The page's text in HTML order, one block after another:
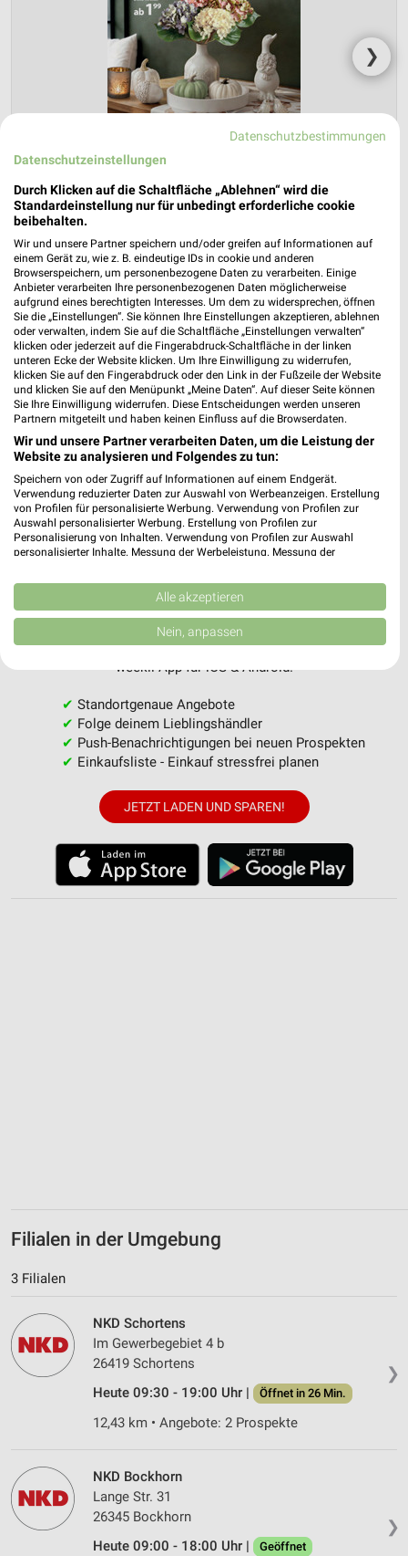
❯
NKD Prospekt für Friedeburg ab Mo. den
03.08.
Herbstliche Deko-Woche
Gültig von 03. Aug. bis 01. Sep.
📅 Kalendereintrag erstellen
PROSPEKT BLÄTTERN
MEHR PROSPEKTE
weekli - Prospekte & Angebote App
Alle NKD Angebote immer griffbereit – mit der kostenlosen
weekli App für iOS & Android.
✔ Standortgenaue Angebote
✔ Folge deinem Lieblingshändler
✔ Push-Benachrichtigungen bei neuen Prospekten
✔ Einkaufsliste - Einkauf stressfrei planen
JETZT LADEN UND SPAREN!
Filialen in der Umgebung
3 Filialen
❯
NKD Schortens
Im Gewerbegebiet 4 b
26419 Schortens
Heute 09:30 - 19:00 Uhr |
Öffnet in 26 Min.
12,43 km • Angebote: 2 Prospekte
❯
NKD Bockhorn
Lange Str. 31
26345 Bockhorn
Heute 09:00 - 18:00 Uhr |
Geöffnet
Datenschutzbestimmungen
Datenschutzeinstellungen
Durch Klicken auf die Schaltfläche „Ablehnen“ wird die
Standardeinstellung nur für unbedingt erforderliche cookie
beibehalten.
Wir und unsere Partner speichern und/oder greifen auf Informationen auf
einem Gerät zu, wie z. B. eindeutige IDs in cookie und anderen
Browserspeichern, um personenbezogene Daten zu verarbeiten. Einige
Anbieter verarbeiten Ihre personenbezogenen Daten möglicherweise
aufgrund eines berechtigten Interesses. Um dem zu widersprechen, öffnen
Sie die „Einstellungen“. Sie können Ihre Einstellungen akzeptieren, ablehnen
oder verwalten, indem Sie auf die Schaltfläche „Einstellungen verwalten“
klicken oder jederzeit auf die Fingerabdruck-Schaltfläche in der linken
unteren Ecke der Website klicken. Um Ihre Einwilligung zu widerrufen,
klicken Sie auf den Fingerabdruck oder den Link in der Fußzeile der Website
und klicken Sie auf den Menüpunkt „Meine Daten“. Auf dieser Seite können
Sie Ihre Einwilligung widerrufen. Diese Entscheidungen werden unseren
Partnern mitgeteilt und haben keinen Einfluss auf die Browserdaten.
Wir und unsere Partner verarbeiten Daten, um die Leistung der
Website zu analysieren und Folgendes zu tun:
Speichern von oder Zugriff auf Informationen auf einem Endgerät.
Verwendung reduzierter Daten zur Auswahl von Werbeanzeigen. Erstellung
von Profilen für personalisierte Werbung. Verwendung von Profilen zur
Auswahl personalisierter Werbung. Erstellung von Profilen zur
Personalisierung von Inhalten. Verwendung von Profilen zur Auswahl
personalisierter Inhalte. Messung der Werbeleistung. Messung der
Kombinationen von Daten aus verschiedenen Quellen. Entwicklung und
Verbesserung der Angebote. Verwendung reduzierter Daten zur Auswahl
von Inhalten.
Daten können außerhalb der Europäischen Union weitergegeben und in die
USA gesendet werden.
Website/App.
Partnerliste anzeigen (1 IAB-Anbieter)
Wir nutzen Ihre Daten für folgende Zwecke:
IAB-Verarbeitungszwecke:
Speichern von oder Zugriff auf Informationen
auf einem Endgerät
Verwendung reduzierter Daten zur Auswahl von
Werbeanzeigen
Erstellung von Profilen für personalisierte
Entwicklung und Verbesserung der Angebote
Verwendung reduzierter Daten zur Auswahl von
Inhalten
IAB-Besonderheiten:
Verwendung genauer Standortdaten
Geräte anhand von aktiv angeforderten
Informationen identifizieren
Nicht-IAB-Verarbeitungszwecke:
Performance
Funktional
Alle akzeptieren
Nein, anpassen